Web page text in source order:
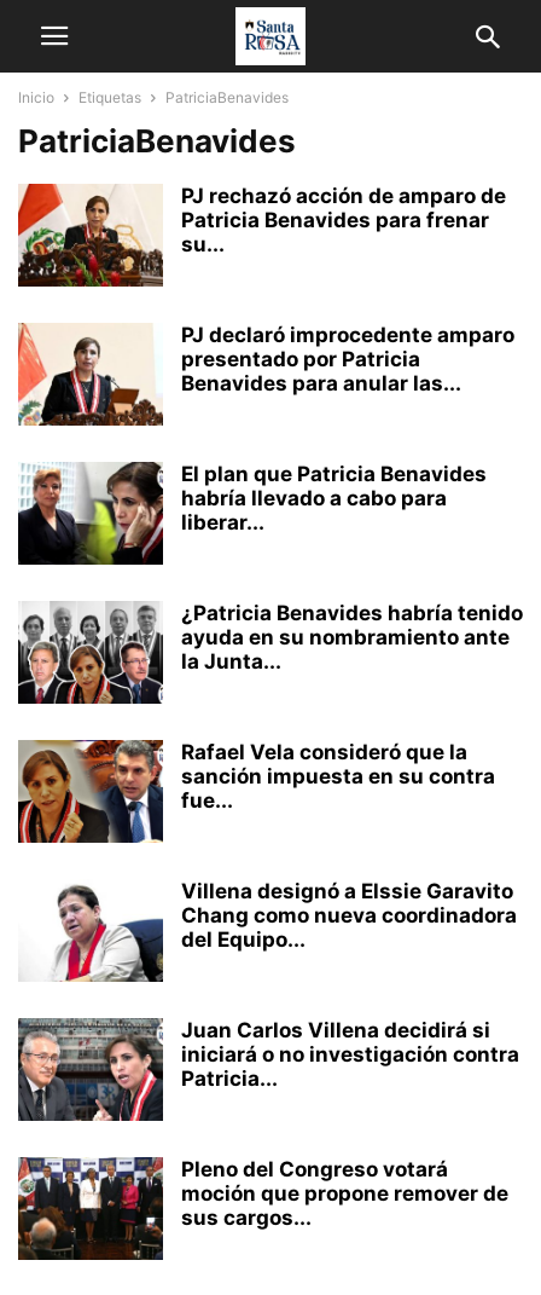
Inicio Etiquetas PatriciaBenavides
PatriciaBenavides
PJ rechazó acción de amparo de
Patricia Benavides para frenar
su...
PJ declaró improcedente amparo
presentado por Patricia
Benavides para anular las...
El plan que Patricia Benavides
habría llevado a cabo para
liberar...
¿Patricia Benavides habría tenido
ayuda en su nombramiento ante
la Junta...
Rafael Vela consideró que la
sanción impuesta en su contra
fue...
Villena designó a Elssie Garavito
Chang como nueva coordinadora
del Equipo...
Juan Carlos Villena decidirá si
iniciará o no investigación contra
Patricia...
Pleno del Congreso votará
moción que propone remover de
sus cargos...